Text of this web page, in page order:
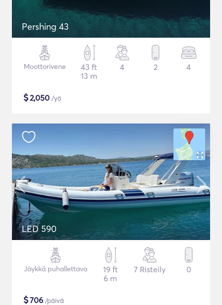
Pershing 43
Moottorivene
43 ft
13 m
4 2 4
$2,050 /yö
LED 590
Jäykkä puhallettava
19 ft
6 m
7 Risteily 0
$706 /päivä